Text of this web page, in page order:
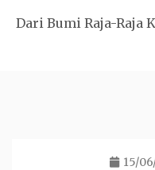
Dari Bumi Raja-Raja
15/